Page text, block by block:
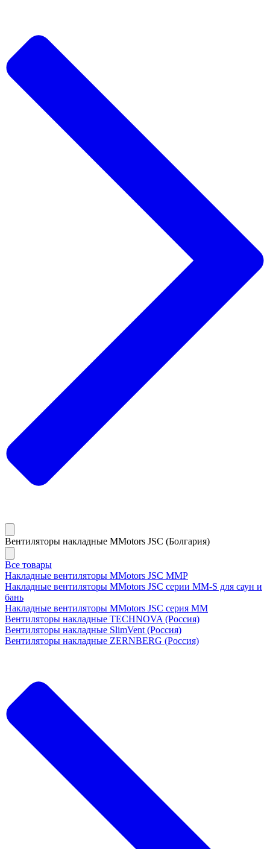
Вентиляторы накладные MMotors JSC (Болгария)
Все товары
Накладные вентиляторы MMotors JSC MMP
Накладные вентиляторы MMotors JSC серии MM-S для саун и
бань
Накладные вентиляторы MMotors JSC серия МM
Вентиляторы накладные TECHNOVA (Россия)
Вентиляторы накладные SlimVent (Россия)
Вентиляторы накладные ZERNBERG (Россия)